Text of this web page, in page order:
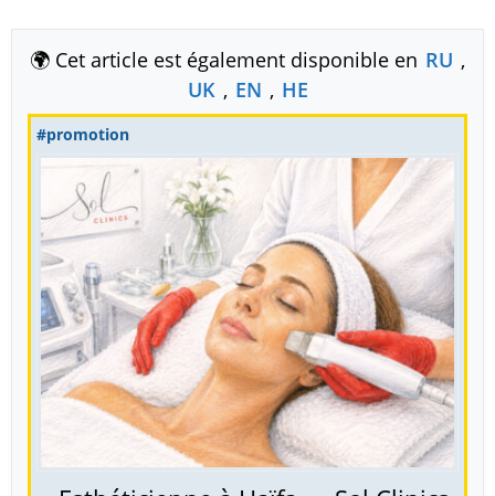
🌍 Cet article est également disponible en RU ,
UK , EN , HE
#promotion